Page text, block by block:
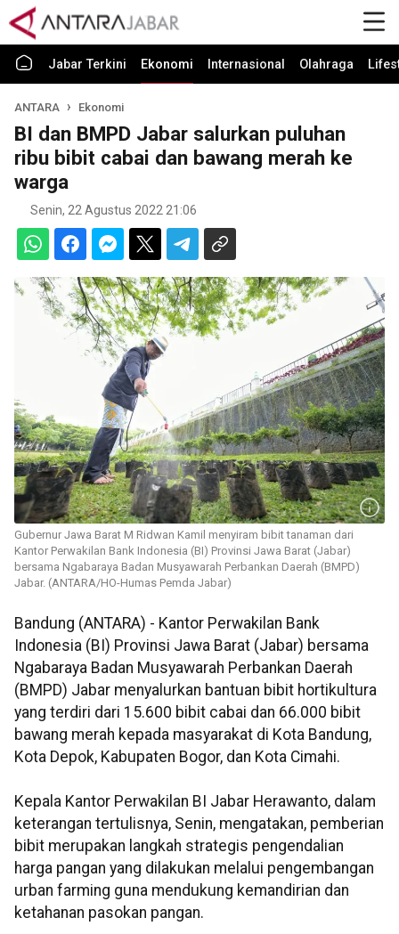
Jabar Terkini Ekonomi Internasional Olahraga
ANTARA Ekonomi
BI dan BMPD Jabar salurkan puluhan
ribu bibit cabai dan bawang merah ke
warga
Senin, 22 Agustus 2022 21:06
Gubernur Jawa Barat M Ridwan Kamil menyiram bibit tanaman dari
Kantor Perwakilan Bank Indonesia (BI) Provinsi Jawa Barat (Jabar)
bersama Ngabaraya Badan Musyawarah Perbankan Daerah (BMPD)
Jabar. (ANTARA/HO-Humas Pemda Jabar)
Bandung (ANTARA) - Kantor Perwakilan Bank
Indonesia (BI) Provinsi Jawa Barat (Jabar) bersama
Ngabaraya Badan Musyawarah Perbankan Daerah
(BMPD) Jabar menyalurkan bantuan bibit hortikultura
yang terdiri dari 15.600 bibit cabai dan 66.000 bibit
bawang merah kepada masyarakat di Kota Bandung,
Kota Depok, Kabupaten Bogor, dan Kota Cimahi.
Kepala Kantor Perwakilan BI Jabar Herawanto, dalam
keterangan tertulisnya, Senin, mengatakan, pemberian
bibit merupakan langkah strategis pengendalian
harga pangan yang dilakukan melalui pengembangan
urban farming guna mendukung kemandirian dan
ketahanan pasokan pangan.